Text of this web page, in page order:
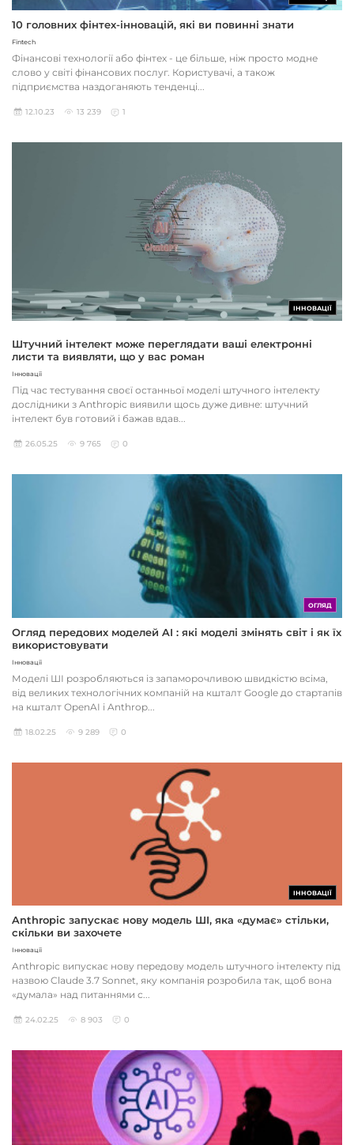
10 головних фінтех-інновацій, які ви повинні знати
Fintech
Фінансові технології або фінтех - це більше, ніж просто модне
слово у світі фінансових послуг. Користувачі, а також
підприємства наздоганяють тенденці...
12.10.23 13 239 1
ІННОВАЦІЇ
Штучний інтелект може переглядати ваші електронні
листи та виявляти, що у вас роман
Інновації
Під час тестування своєї останньої моделі штучного інтелекту
дослідники з Anthropic виявили щось дуже дивне: штучний
інтелект був готовий і бажав вдав...
26.05.25 9 765 0
ОГЛЯД
Огляд передових моделей AI : які моделі змінять світ і як їх
використовувати
Інновації
Моделі ШІ розробляються із запаморочливою швидкістю всіма,
від великих технологічних компаній на кшталт Google до стартапів
на кшталт OpenAI і Anthrop...
18.02.25 9 289 0
ІННОВАЦІЇ
Anthropic запускає нову модель ШІ, яка «думає» стільки,
скільки ви захочете
Інновації
Anthropic випускає нову передову модель штучного інтелекту під
назвою Claude 3.7 Sonnet, яку компанія розробила так, щоб вона
«думала» над питаннями с...
24.02.25 8 903 0